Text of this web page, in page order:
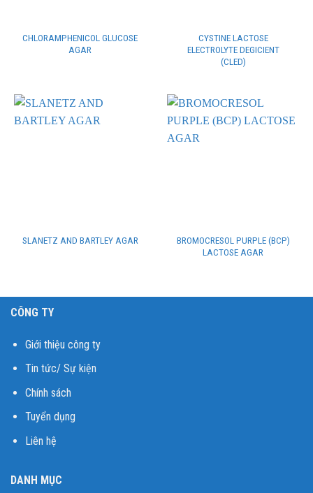
CHLORAMPHENICOL GLUCOSE
AGAR
CYSTINE LACTOSE
ELECTROLYTE DEGICIENT
(CLED)
SLANETZ AND BARTLEY AGAR
BROMOCRESOL PURPLE (BCP)
LACTOSE AGAR
CÔNG TY
Giới thiệu công ty
Tin tức/ Sự kiện
Chính sách
Tuyển dụng
Liên hệ
DANH MỤC